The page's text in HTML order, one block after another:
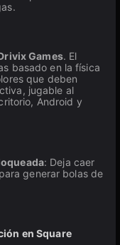
Games. El
basado en la física
que deben
jugable al
Android y
: Deja caer
generar bolas de
en Square